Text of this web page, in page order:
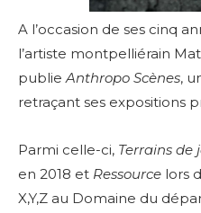
A l’occasion de ses cinq
l’artiste montpelliérain
publieAnthropo Scènes,
retraçant ses expositions
Parmi celle-ci, Terrains de
en 2018 et Ressource lors
X,Y,Z au Domaine du